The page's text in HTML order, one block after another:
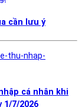
cần lưu ý
cá nhân khi
7/2026